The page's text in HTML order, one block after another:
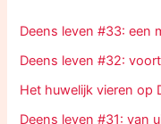
Deens leven #33: een
Deens leven #32:
Het huwelijk vieren op
Deens leven #31: van